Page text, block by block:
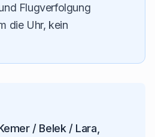
Flugverfolgung
die Uhr, kein
/ Belek / Lara,